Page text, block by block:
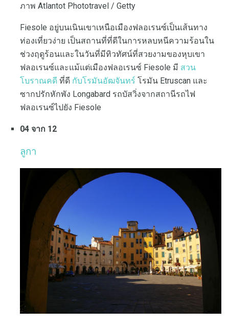
ภาพ Atlantot Phototravel / Getty
Fiesole อยู่บนเนินเขาเหนือเมืองฟลอเรนซ์เป็นเส้นทาง
ท่องเที่ยวง่าย เป็นสถานที่ที่ดีในการหลบหนีความร้อนใน
ช่วงฤดูร้อนและในวันที่มีทิวทัศน์ที่สวยงามของหุบเขา
ฟลอเรนซ์และแม้แต่เมืองฟลอเรนซ์ Fiesole มี สวน
โบราณคดี ที่ดี กับโรมันอัฒจันทร์ โรมัน Etruscan และ
ซากปรักหักพัง Longabard รถบัสวิ่งจากสถานีรถไฟ
ฟลอเรนซ์ไปยัง Fiesole
04 จาก 12
ลูกา